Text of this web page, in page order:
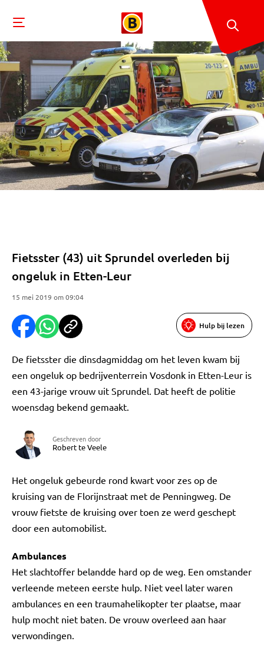
Fietsster (43) uit Sprundel overleden bij
ongeluk in Etten-Leur
15 mei 2019 om 09:04
Hulp bij lezen
De fietsster die dinsdagmiddag om het leven kwam bij
een ongeluk op bedrijventerrein Vosdonk in Etten-Leur is
een 43-jarige vrouw uit Sprundel. Dat heeft de politie
woensdag bekend gemaakt.
Geschreven door
Robert te Veele
Het ongeluk gebeurde rond kwart voor zes op de
kruising van de Florijnstraat met de Penningweg. De
vrouw fietste de kruising over toen ze werd geschept
door een automobilist.
Ambulances
Het slachtoffer belandde hard op de weg. Een omstander
verleende meteen eerste hulp. Niet veel later waren
ambulances en een traumahelikopter ter plaatse, maar
hulp mocht niet baten. De vrouw overleed aan haar
verwondingen.